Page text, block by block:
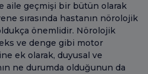
aile geçmişi bir bütün olarak
sırasında hastanın nörolojik
önemlidir. Nörolojik
ve denge gibi motor
ek olarak, duyusal ve
ne durumda olduğunun da